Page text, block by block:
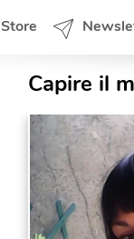
Store
Capire il